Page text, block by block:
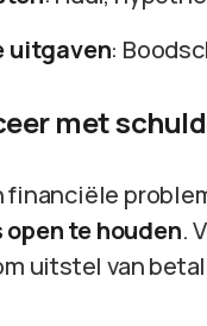
uitgaven:
met
financiële
te houden.
uitstel van